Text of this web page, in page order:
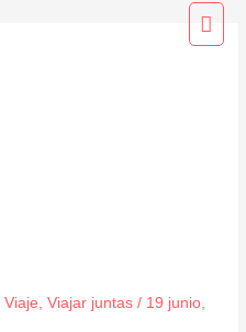
Viaje ,Viajar juntas / 19 junio,